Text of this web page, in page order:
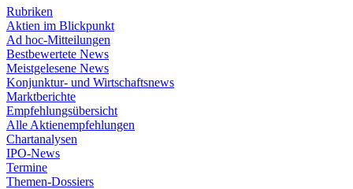
Rubriken
Aktien im Blickpunkt
Ad hoc-Mitteilungen
Bestbewertete News
Meistgelesene News
Konjunktur- und Wirtschaftsnews
Marktberichte
Empfehlungsübersicht
Alle Aktienempfehlungen
Chartanalysen
IPO-News
Termine
Themen-Dossiers